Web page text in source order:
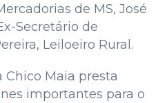
de MS, José
Secretário de
Leiloeiro Rural.
Maia presta
importantes para o